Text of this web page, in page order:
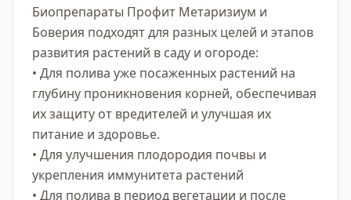
Биопрепараты Профит Метаризиум и
Боверия подходят для разных целей и этапов
развития растений в саду и огороде:
• Для полива уже посаженных растений на
глубину проникновения корней, обеспечивая
их защиту от вредителей и улучшая их
питание и здоровье.
• Для улучшения плодородия почвы и
укрепления иммунитета растений
• Для полива в период вегетации и после